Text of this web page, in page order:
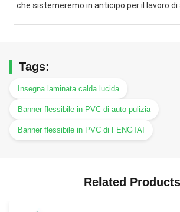
che sistemeremo in anticipo per il lavoro di
Tags:
Insegna laminata calda lucida
Banner flessibile in PVC di auto pulizia
Banner flessibile in PVC di FENGTAI
Related Products